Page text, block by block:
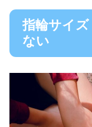
指輪サイズ
ない